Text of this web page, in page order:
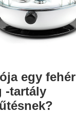
egy fehér
-tartály